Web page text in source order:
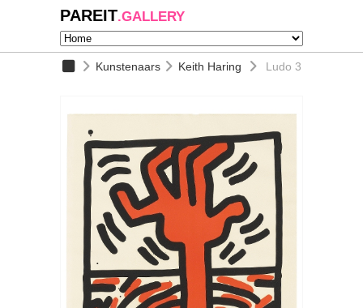
PAREIT.GALLERY
Kunstenaars Keith Haring Ludo 3